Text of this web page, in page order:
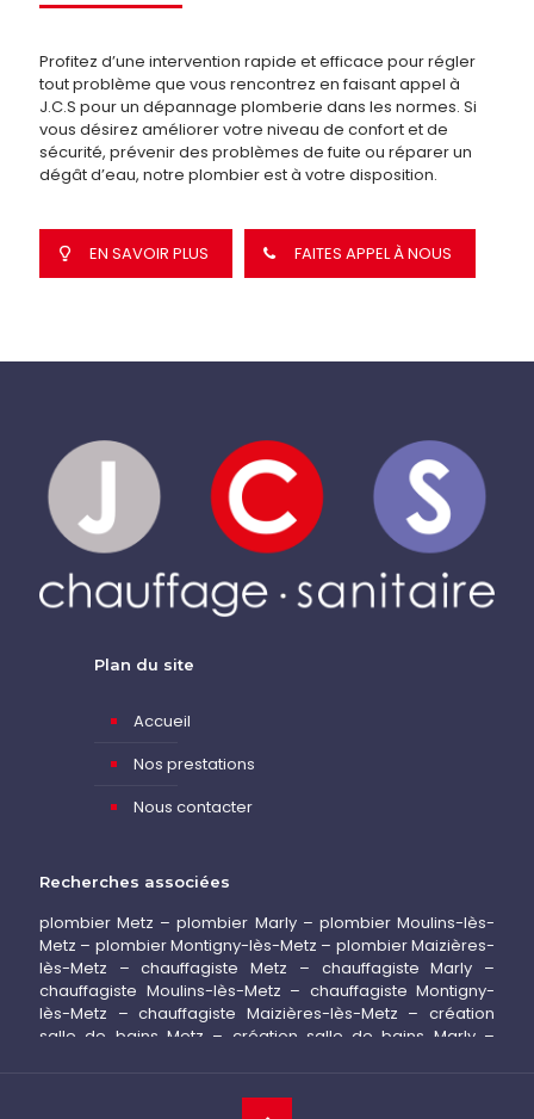
Profitez d’une intervention rapide et efficace pour régler
tout problème que vous rencontrez en faisant appel à
J.C.S pour un dépannage plomberie dans les normes. Si
vous désirez améliorer votre niveau de confort et de
sécurité, prévenir des problèmes de fuite ou réparer un
dégât d’eau, notre plombier est à votre disposition.
EN SAVOIR PLUS FAITES APPEL À NOUS
Plan du site
Accueil
Nos prestations
Nous contacter
Recherches associées
plombier Metz –plombier Marly– plombier Moulins-lès-
Metz – plombier Montigny-lès-Metz – plombier Maizières-
lès-Metz –chauffagiste Metz – chauffagiste Marly –
chauffagiste Moulins-lès-Metz – chauffagiste Montigny-
lès-Metz –chauffagiste Maizières-lès-Metz –création
salle de bains Metz – création salle de bains Marly–
dépannage chauffage Metz